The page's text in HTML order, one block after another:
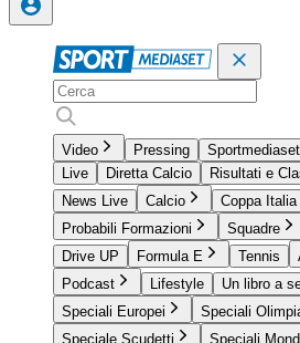
Video Pressing
Live
Diretta Calcio
Risultati e
News Live
Calcio Coppa Italia
Probabili Formazioni
Squadre
Drive UP
Formula E Tennis
Podcast
Lifestyle
Un libro a
Speciali Europei
Speciali
Speciale Scudetti
Speciali